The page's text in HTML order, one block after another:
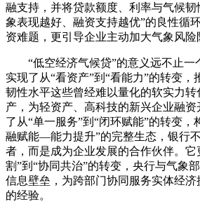
融支持，并将贷款额度、利率与气候韧
象表现越好、融资支持越优”的良性循
资难题，更引导企业主动加大气象风险
“低空经济气候贷”的意义远不止一
实现了从“看资产”到“看能力”的转变
韧性水平这些曾经难以量化的软实力
产，为轻资产、高科技的新兴企业融
了从“单一服务”到“闭环赋能”的转变
融赋能—能力提升”的完整生态，银行
者，而是成为企业发展的合作伙伴。它
割”到“协同共治”的转变，央行与气象
信息壁垒，为跨部门协同服务实体经
的经验。